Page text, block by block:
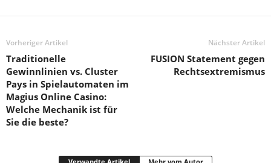
Vorheriger Artikel
Traditionelle
Gewinnlinien vs. Cluster
Pays in Spielautomaten im
Magius Online Casino:
Welche Mechanik ist für
Sie die beste?
Nächster Artikel
FUSION Statement gegen
Rechtsextremismus